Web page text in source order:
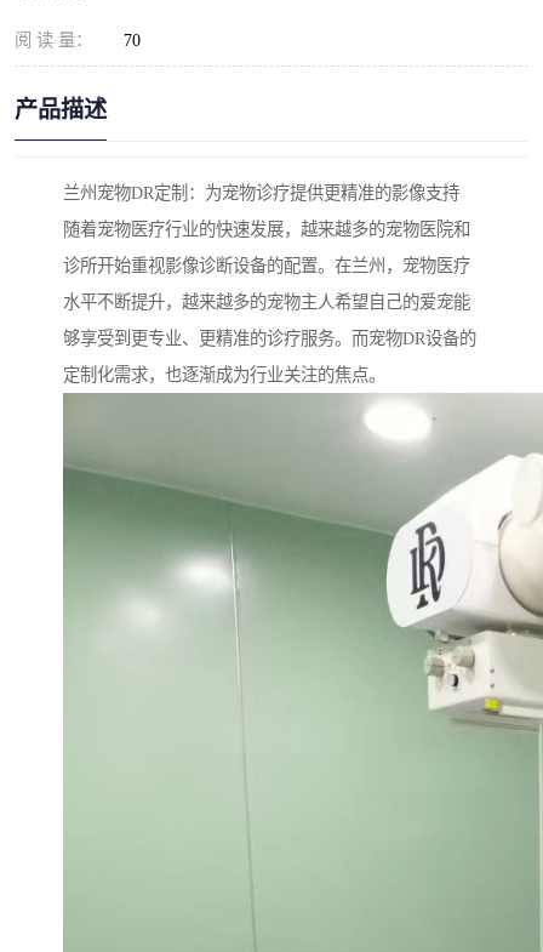
阅 读 量： 70
产品描述
兰州宠物DR定制：为宠物诊疗提供更精准的影像支持
随着宠物医疗行业的快速发展，越来越多的宠物医院和
诊所开始重视影像诊断设备的配置。在兰州，宠物医疗
水平不断提升，越来越多的宠物主人希望自己的爱宠能
够享受到更专业、更精准的诊疗服务。而宠物DR设备的
定制化需求，也逐渐成为行业关注的焦点。